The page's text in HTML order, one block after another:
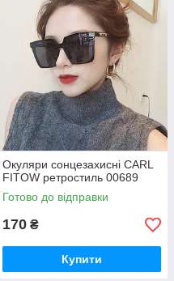
Окуляри сонцезахисні CARL
FITOW ретростиль 00689
Готово до відправки
170 ₴
Купити